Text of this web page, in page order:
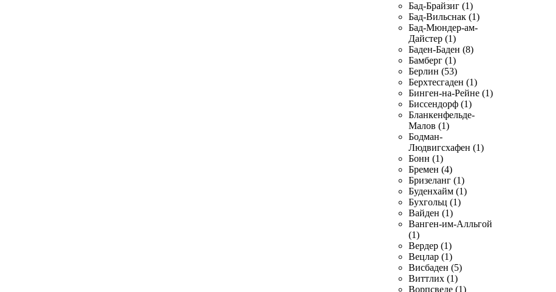
Бад-Брайзиг (1)
Бад-Вильснак (1)
Бад-Мюндер-ам-
Дайстер (1)
Баден-Баден (8)
Бамберг (1)
Берлин (53)
Берхтесгаден (1)
Бинген-на-Рейне (1)
Биссендорф (1)
Бланкенфельде-
Малов (1)
Бодман-
Людвигсхафен (1)
Бонн (1)
Бремен (4)
Бризеланг (1)
Буденхайм (1)
Бухгольц (1)
Вайден (1)
Ванген-им-Алльгой
(1)
Вердер (1)
Вецлар (1)
Висбаден (5)
Виттлих (1)
Ворпсведе (1)